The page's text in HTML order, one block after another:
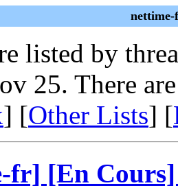
listed by
25. There are
] [Other Lists] [
fr] [En